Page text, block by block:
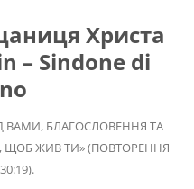
Христа
– Sindone di
ВАМИ, БЛАГОСЛОВЕННЯ ТА
ЩОБ ЖИВ ТИ» (ПОВТОРЕННЯ